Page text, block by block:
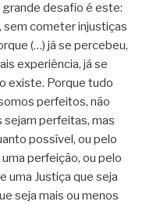
grande desafio é este:
sem cometer injustiças
(…) já se percebeu,
experiência, já se
existe. Porque tudo
perfeitos, não
sejam perfeitas, mas
possível, ou pelo
perfeição, ou pelo
uma Justiça que seja
seja mais ou menos